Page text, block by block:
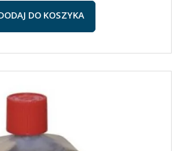
DO KOSZYKA